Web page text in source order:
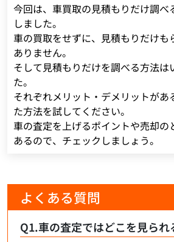
今回は、車買取の見積もりだけ調べ
しました。
車の買取をせずに、見積もりだけも
ありません。
そして見積もりだけを調べる方法は
た。
それぞれメリット・デメリットがあ
た方法を試してください。
車の査定を上げるポイントや売却の
あるので、チェックしましょう。
よくある質問
Q1.車の査定ではどこを見られ